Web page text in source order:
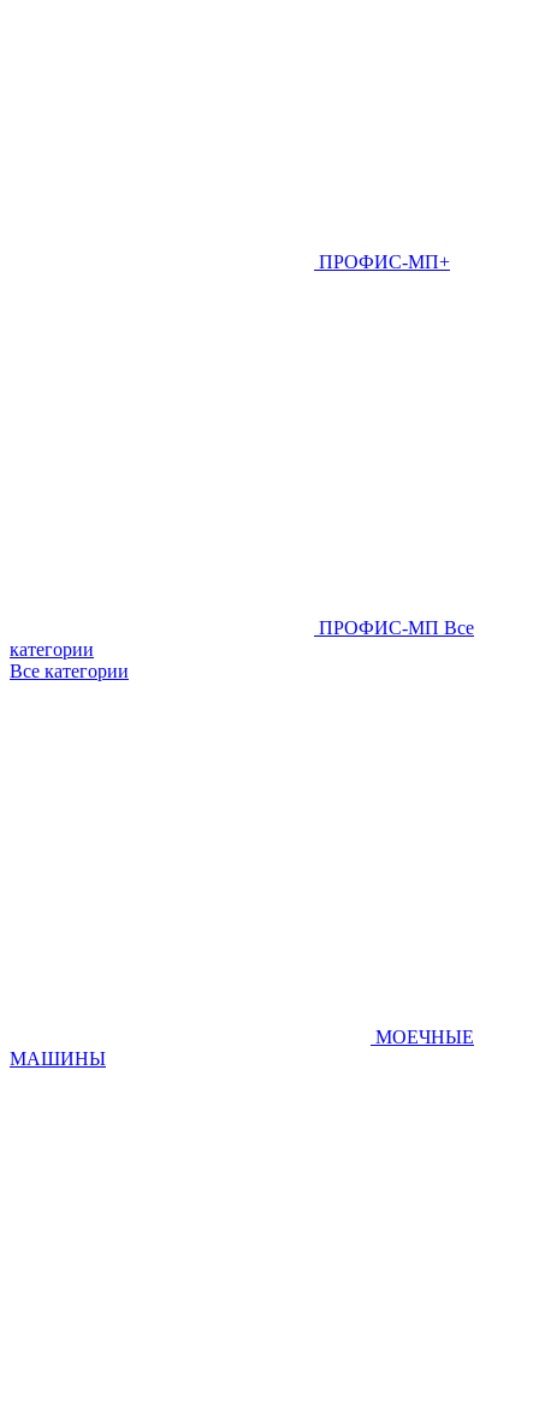
ПРОФИС-МП+
ПРОФИС-МП Все
категории
Все категории
МОЕЧНЫЕ
МАШИНЫ